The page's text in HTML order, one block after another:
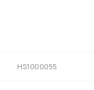
HS1000055